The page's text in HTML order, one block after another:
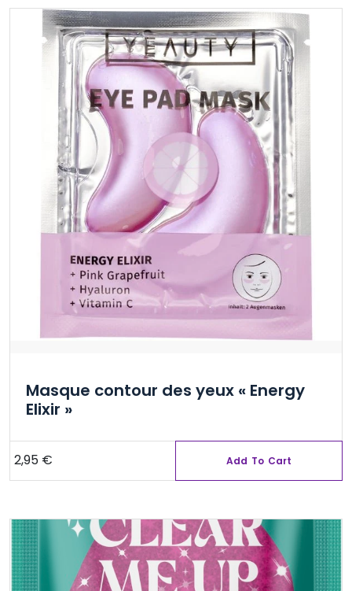
Masque contour des yeux « Energy
Elixir »
2,95 € Add To Cart